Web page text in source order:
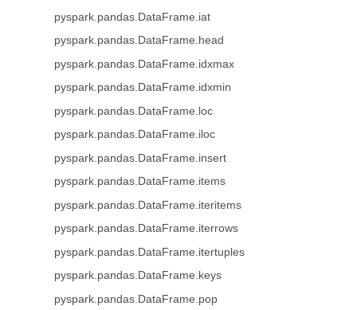
pyspark.pandas.DataFrame.iat
pyspark.pandas.DataFrame.head
pyspark.pandas.DataFrame.idxmax
pyspark.pandas.DataFrame.idxmin
pyspark.pandas.DataFrame.loc
pyspark.pandas.DataFrame.iloc
pyspark.pandas.DataFrame.insert
pyspark.pandas.DataFrame.items
pyspark.pandas.DataFrame.iteritems
pyspark.pandas.DataFrame.iterrows
pyspark.pandas.DataFrame.itertuples
pyspark.pandas.DataFrame.keys
pyspark.pandas.DataFrame.pop